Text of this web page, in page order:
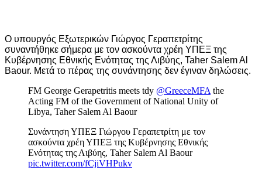
Ο υπουργός Εξωτερικών Γιώργος Γεραπετρίτης
συναντήθηκε σήμερα με τον ασκούντα χρέη ΥΠΕΞ της
Κυβέρνησης Εθνικής Ενότητας της Λιβύης, Taher Salem Al
Baour. Μετά το πέρας της συνάντησης δεν έγιναν δηλώσεις.
FM George Gerapetritis meets tdy @GreeceMFA the
Acting FM of the Government of National Unity of
Libya, Taher Salem Al Baour
Συνάντηση ΥΠΕΞ Γιώργου Γεραπετρίτη με τον
ασκούντα χρέη ΥΠΕΞ της Κυβέρνησης Εθνικής
Ενότητας της Λιβύης, Taher Salem Al Baour
pic.twitter.com/fCjiVHPukv